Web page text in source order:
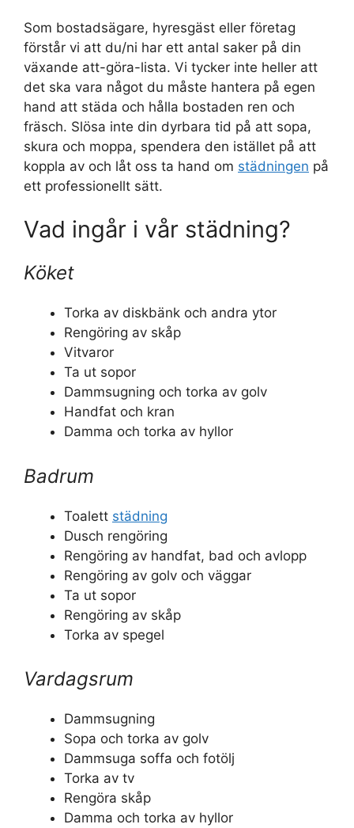
Som bostadsägare, hyresgäst eller företag
förstår vi att du/ni har ett antal saker på din
växande att-göra-lista. Vi tycker inte heller att
det ska vara något du måste hantera på egen
hand att städa och hålla bostaden ren och
fräsch. Slösa inte din dyrbara tid på att sopa,
skura och moppa, spendera den istället på att
koppla av och låt oss ta hand om städningen på
ett professionellt sätt.
Vad ingår i vår städning?
Köket
Torka av diskbänk och andra ytor
Rengöring av skåp
Vitvaror
Ta ut sopor
Dammsugning och torka av golv
Handfat och kran
Damma och torka av hyllor
Badrum
Toalett städning
Dusch rengöring
Rengöring av handfat, bad och avlopp
Rengöring av golv och väggar
Ta ut sopor
Rengöring av skåp
Torka av spegel
Vardagsrum
Dammsugning
Sopa och torka av golv
Dammsuga soffa och fotölj
Torka av tv
Rengöra skåp
Damma och torka av hyllor